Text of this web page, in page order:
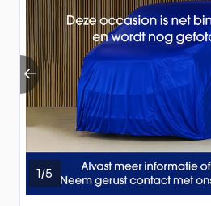
1/5